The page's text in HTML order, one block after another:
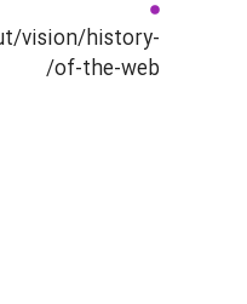
vision/history-
of-the-web/